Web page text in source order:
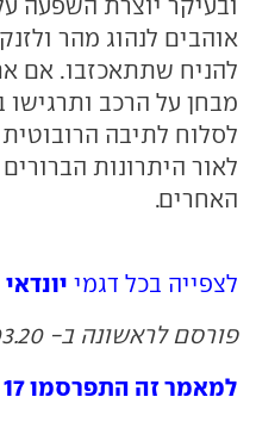
ובעיקר יוצרת השפעה
אוהבים לנהוג מהר
להניח שתתאכזבו. אם
מבחן על הרכב ותרגישו
לסלוח לתיבה
האחרים.
לצפייה בכל דגמי יונדאי
פורסם לראשונה ב- 24.03.20
למאמר זה התפרסמו 17 תגובות